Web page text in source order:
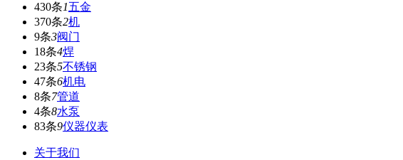
430条1五金
370条2机
9条3阀门
18条4焊
23条5不锈钢
47条6机电
8条7管道
4条8水泵
83条9仪器仪表
关于我们